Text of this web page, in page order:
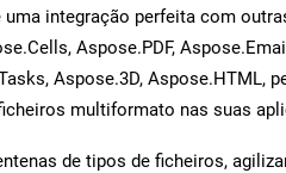
integração perfeita com
Aspose.PDF,
Aspose.3D, Aspose.HTML,
multiformato nas suas
de tipos de ficheiros,